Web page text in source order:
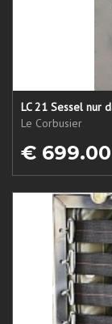
LC 21 Sessel nur
Le Corbusier
€ 699.00